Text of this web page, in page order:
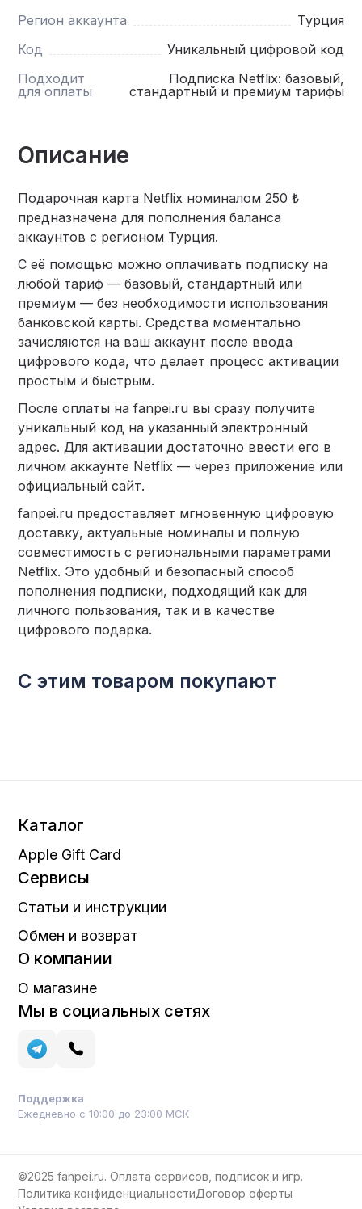
Регион аккаунта
Турция
Код
Уникальный цифровой код
Подходит
для оплаты
Подписка Netflix: базовый,
стандартный и премиум тарифы
Описание
Подарочная карта Netflix номиналом 250 ₺
предназначена для пополнения баланса
аккаунтов с регионом Турция.
С её помощью можно оплачивать подписку на
любой тариф — базовый, стандартный или
премиум — без необходимости использования
банковской карты. Средства моментально
зачисляются на ваш аккаунт после ввода
цифрового кода, что делает процесс активации
простым и быстрым.
После оплаты на fanpei.ru вы сразу получите
уникальный код на указанный электронный
адрес. Для активации достаточно ввести его в
личном аккаунте Netflix — через приложение или
официальный сайт.
fanpei.ru предоставляет мгновенную цифровую
доставку, актуальные номиналы и полную
совместимость с региональными параметрами
Netflix. Это удобный и безопасный способ
пополнения подписки, подходящий как для
личного пользования, так и в качестве
цифрового подарка.
С этим товаром покупают
Каталог
Apple Gift Card
Сервисы
Статьи и инструкции
Обмен и возврат
О компании
О магазине
Мы в социальных сетях
Поддержка
Ежедневно с 10:00 до 23:00 МСК
©2025 fanpei.ru. Оплата сервисов, подписок и игр.
Политика конфиденциальностиДоговор оферты